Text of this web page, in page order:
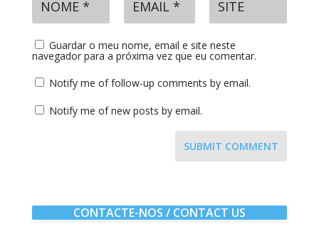
Guardar o meu nome, email e site neste
navegador para a próxima vez que eu comentar.
Notify me of follow-up comments by email.
Notify me of new posts by email.
SUBMIT COMMENT
CONTACTE-NOS / CONTACT US